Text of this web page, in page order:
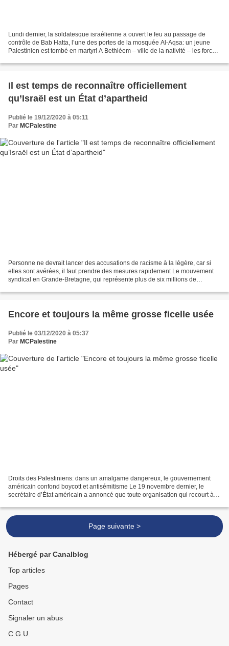
Lundi dernier, la soldatesque israélienne a ouvert le feu au passage de
contrôle de Bab Hatta, l’une des portes de la mosquée Al-Aqsa: un jeune
Palestinien est tombé en martyr! A Bethléem – ville de la nativité – les forces
Il est temps de reconnaître officiellement
qu’Israël est un État d’apartheid
Publié le 19/12/2020 à 05:11
Par MCPalestine
Personne ne devrait lancer des accusations de racisme à la légère, car si
elles sont avérées, il faut prendre des mesures rapidement Le mouvement
syndical en Grande-Bretagne, qui représente plus de six millions de
Encore et toujours la même grosse ficelle usée
Publié le 03/12/2020 à 05:37
Par MCPalestine
Droits des Palestiniens: dans un amalgame dangereux, le gouvernement
américain confond boycott et antisémitisme Le 19 novembre dernier, le
secrétaire d’État américain a annoncé que toute organisation qui recourt à
Page suivante >
Hébergé par Canalblog
Top articles
Pages
Contact
Signaler un abus
C.G.U.